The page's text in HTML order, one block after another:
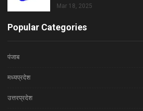
Mar 18, 2025
Popular Categories
पंजाब
मध्यप्रदेश
उत्तरप्रदेश